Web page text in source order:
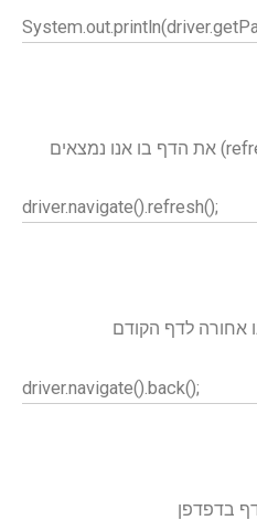
driver.navigate().refresh();
אחורה לדף הקודם
driver.navigate().back();
בדפדפן